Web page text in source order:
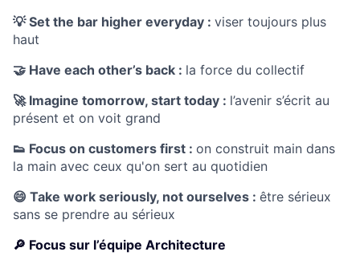
💡Set the bar higher everyday : viser toujours plus
haut
🤝 Have each other’s back : la force du collectif
🚀Imagine tomorrow, start today : l’avenir s’écrit au
présent et on voit grand
👟 Focus on customers first : on construit main dans
la main avec ceux qu'on sert au quotidien
😄 Take work seriously, not ourselves : être sérieux
sans se prendre au sérieux
🔎 Focus sur l’équipe Architecture